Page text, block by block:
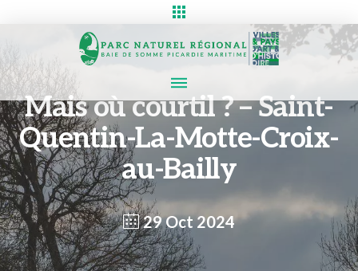
Mais où courtil ? – Saint-
Quentin-La-Motte-Croix-
au-Bailly
29 Oct 2024